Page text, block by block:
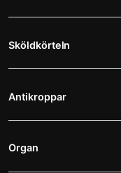
Sköldkörteln
Antikroppar
Organ